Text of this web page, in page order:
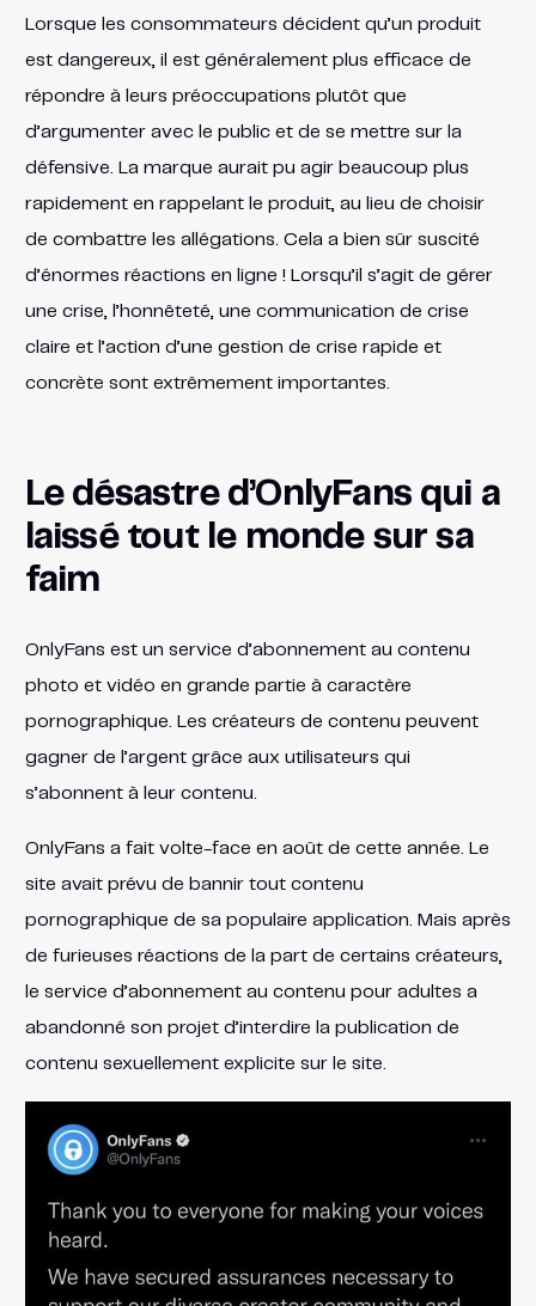
Lorsque les consommateurs décident qu’un produit
est dangereux, il est généralement plus efficace de
répondre à leurs préoccupations plutôt que
d’argumenter avec le public et de se mettre sur la
défensive. La marque aurait pu agir beaucoup plus
rapidement en rappelant le produit, au lieu de choisir
de combattre les allégations. Cela a bien sûr suscité
d’énormes réactions en ligne ! Lorsqu’il s’agit de gérer
une crise, l’honnêteté, une communication de crise
claire et l’action d’une gestion de crise rapide et
concrète sont extrêmement importantes.
Le désastre d’OnlyFans qui a
laissé tout le monde sur sa
faim
OnlyFans est un service d’abonnement au contenu
photo et vidéo en grande partie à caractère
pornographique. Les créateurs de contenu peuvent
gagner de l’argent grâce aux utilisateurs qui
s’abonnent à leur contenu.
OnlyFans a fait volte-face en août de cette année. Le
site avait prévu de bannir tout contenu
pornographique de sa populaire application. Mais après
de furieuses réactions de la part de certains créateurs,
le service d’abonnement au contenu pour adultes a
abandonné son projet d’interdire la publication de
contenu sexuellement explicite sur le site.